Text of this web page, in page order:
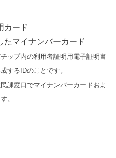
カード
たマイナンバーカード
ップ内の利用者証明用電子証明書
するIDのことです。
課窓口でマイナンバーカードおよ
。